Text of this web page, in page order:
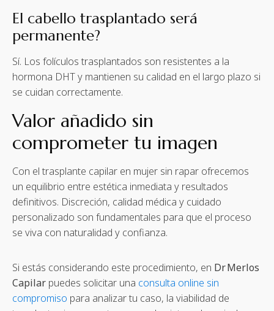
El cabello trasplantado será
permanente?
Sí. Los folículos trasplantados son resistentes a la
hormona DHT y mantienen su calidad en el largo plazo si
se cuidan correctamente.
Valor añadido sin
comprometer tu imagen
Con el trasplante capilar en mujer sin rapar ofrecemos
un equilibrio entre estética inmediata y resultados
definitivos. Discreción, calidad médica y cuidado
personalizado son fundamentales para que el proceso
se viva con naturalidad y confianza.
Si estás considerando este procedimiento, en Dr Merlos
Capilar puedes solicitar una consulta online sin
compromiso para analizar tu caso, la viabilidad de